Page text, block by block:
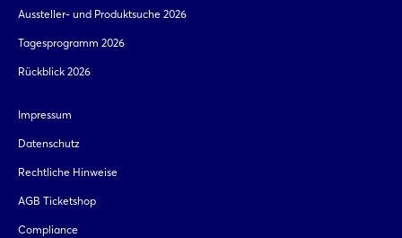
Aussteller- und Produktsuche 2026
Tagesprogramm 2026
Rückblick 2026
Impressum
Datenschutz
Rechtliche Hinweise
AGB Ticketshop
Compliance